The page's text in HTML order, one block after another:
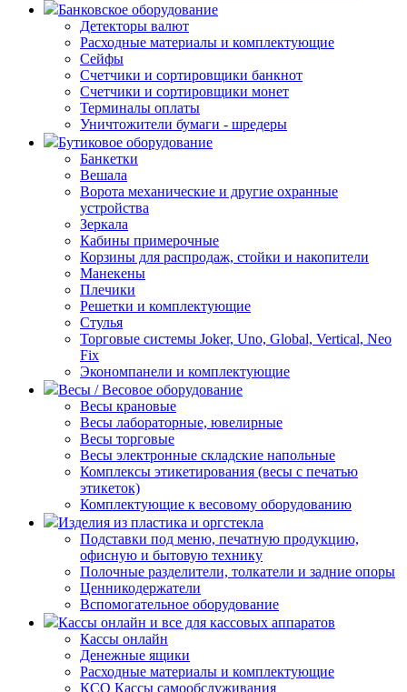
Банковское оборудование
Детекторы валют
Расходные материалы и комплектующие
Сейфы
Счетчики и сортировщики банкнот
Счетчики и сортировщики монет
Терминалы оплаты
Уничтожители бумаги - шредеры
Бутиковое оборудование
Банкетки
Вешала
Ворота механические и другие охранные
устройства
Зеркала
Кабины примерочные
Корзины для распродаж, стойки и накопители
Манекены
Плечики
Решетки и комплектующие
Стулья
Торговые системы Joker, Uno, Global, Vertical, Neo
Fix
Экономпанели и комплектующие
Весы / Весовое оборудование
Весы крановые
Весы лабораторные, ювелирные
Весы торговые
Весы электронные складские напольные
Комплексы этикетирования (весы с печатью
этикеток)
Комплектующие к весовому оборудованию
Изделия из пластика и оргстекла
Подставки под меню, печатную продукцию,
офисную и бытовую технику
Полочные разделители, толкатели и задние опоры
Ценникодержатели
Вспомогательное оборудование
Кассы онлайн и все для кассовых аппаратов
Кассы онлайн
Денежные ящики
Расходные материалы и комплектующие
КСО Кассы самообслуживания